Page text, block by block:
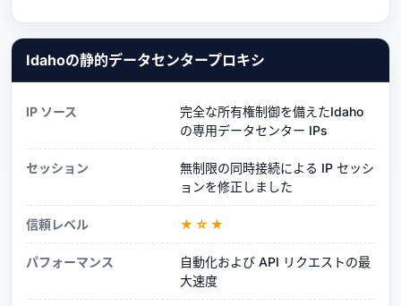
Idahoの静的データセンタープロキシ
IP ソース
完全な所有権制御を備えたIdaho
の専用データセンター IPs
セッション
無制限の同時接続による IP セッシ
ョンを修正しました
信頼レベル ★☆★
パフォーマンス
自動化および API リクエストの最
大速度